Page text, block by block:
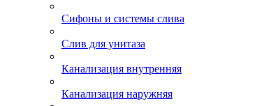
Сифоны и системы слива
Слив для унитаза
Канализация внутренняя
Канализация наружняя